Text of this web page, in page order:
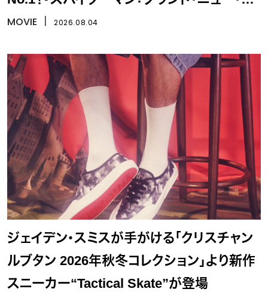
イ』
MOVIE 2026.08.04
ジェイデン・スミスが手がける「クリスチャン
ルブタン 2026年秋冬コレクション」より新作
スニーカー“Tactical Skate”が登場